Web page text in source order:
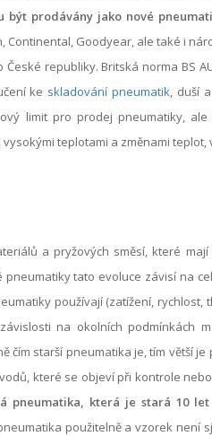
být prodávány jako nové
Goodyear, ale také i
republiky. Britská norma BS
ke skladování pneumatik, duší
limit pro prodej pneumatiky,
teplotami a změnami
a pryžových směsí, které
pneumatiky tato evoluce závisí na
používají (zatížení,
na okolních podmínkách
čím starší pneumatika je, tím větší
které se objeví při kontrole
pneumatika, která je stará 10
použitelně a vzorek není